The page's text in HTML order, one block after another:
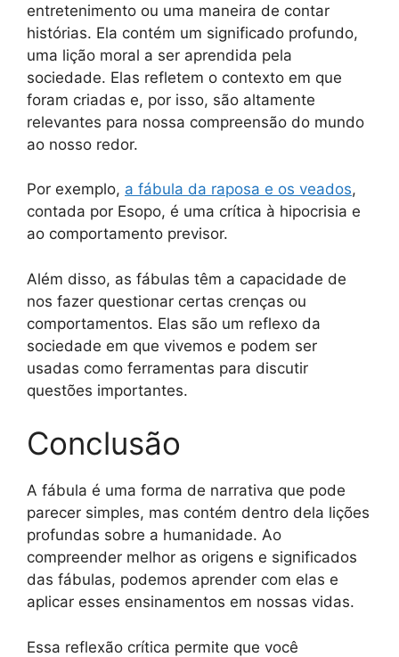
entretenimento ou uma maneira de contar
histórias. Ela contém um significado profundo,
uma lição moral a ser aprendida pela
sociedade. Elas refletem o contexto em que
foram criadas e, por isso, são altamente
relevantes para nossa compreensão do mundo
ao nosso redor.
Por exemplo, a fábula da raposa e os veados,
contada por Esopo, é uma crítica à hipocrisia e
ao comportamento previsor.
Além disso, as fábulas têm a capacidade de
nos fazer questionar certas crenças ou
comportamentos. Elas são um reflexo da
sociedade em que vivemos e podem ser
usadas como ferramentas para discutir
questões importantes.
Conclusão
A fábula é uma forma de narrativa que pode
parecer simples, mas contém dentro dela lições
profundas sobre a humanidade. Ao
compreender melhor as origens e significados
das fábulas, podemos aprender com elas e
aplicar esses ensinamentos em nossas vidas.
Essa reflexão crítica permite que você